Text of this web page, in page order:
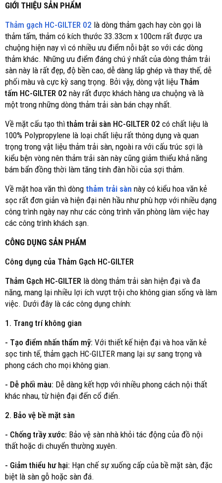
GIỚI THIỆU SẢN PHẨM
Thảm gạch HC-GILTER 02 là dòng thảm gạch hay còn gọi là
thảm tấm, thảm có kích thước 33.33cm x 100cm rất được ưa
chuộng hiện nay vì có nhiều ưu điểm nỗi bật so với các dòng
thảm khác. Những ưu điểm đáng chú ý nhất của dòng thảm trải
sàn này là rất đẹp, độ bền cao, dễ dàng lắp ghép và thay thế, dễ
phối màu và cực kỳ sang trọng. Bởi vậy, dòng vật liệu Thảm
tấm HC-GILTER 02 này rất được khách hàng ưa chuộng và là
một trong những dòng thảm trải sàn bán chạy nhất.
Về mặt cấu tạo thìthảm trải sàn HC-GILTER 02 có chất liệu là
100% Polypropylene là loại chất liệu rất thông dụng và quan
trọng trong vật liệu thảm trải sàn, ngoài ra với cấu trúc sợi là
kiểu bện vòng nên thảm trải sàn này cũng giảm thiểu khả năng
bám bẩn đồng thời làm tăng tính đàn hồi của sợi thảm.
Về mặt hoa văn thì dòng thảm trải sàn này có kiểu hoa văn kẻ
sọc rất đơn giản và hiện đại nên hầu như phù hợp với nhiều dạng
công trình ngày nay như các công trình văn phòng làm việc hay
các công trình khách sạn.
CÔNG DỤNG SẢN PHẨM
Công dụng của Thảm Gạch HC-GILTER
Thảm Gạch HC-GILTER là dòng thảm trải sàn hiện đại và đa
năng, mang lại nhiều lợi ích vượt trội cho không gian sống và làm
việc. Dưới đây là các công dụng chính:
1. Trang trí không gian
- Tạo điểm nhấn thẩm mỹ: Với thiết kế hiện đại và hoa văn kẻ
sọc tinh tế, thảm gạch HC-GILTER mang lại sự sang trọng và
phong cách cho mọi không gian.
- Dễ phối màu: Dễ dàng kết hợp với nhiều phong cách nội thất
khác nhau, từ hiện đại đến cổ điển.
2. Bảo vệ bề mặt sàn
- Chống trầy xước: Bảo vệ sàn nhà khỏi tác động của đồ nội
thất hoặc di chuyển thường xuyên.
- Giảm thiểu hư hại: Hạn chế sự xuống cấp của bề mặt sàn, đặc
biệt là sàn gỗ hoặc sàn đá.